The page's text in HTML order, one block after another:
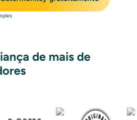
de mais de